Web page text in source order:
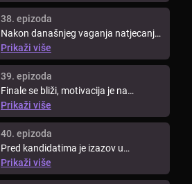
38. epizoda
Nakon današnjeg vaganja natjecanje
napušta jedan kandidat.
Prikaži više
39. epizoda
Finale se bliži, motivacija je na
vrhuncu. Kandidati idu na makeover.
Prikaži više
40. epizoda
Pred kandidatima je izazov u
vinogradu.
Prikaži više